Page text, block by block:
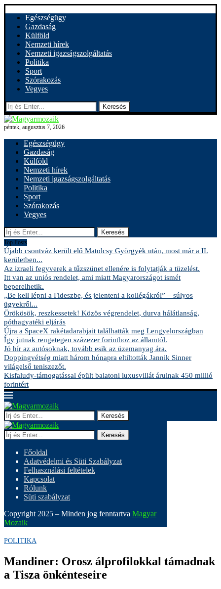
Egészségügy
Gazdaság
Külföld
Nemzeti hírek
Nemzeti igazságszolgáltatás
Politika
Sport
Szórakozás
Vegyes
Keresés
péntek, augusztus 7, 2026
Egészségügy
Gazdaság
Külföld
Nemzeti hírek
Nemzeti igazságszolgáltatás
Politika
Sport
Szórakozás
Vegyes
Keresés
Top Posts
Újabb csontváz került elő Matolcsy Györgyék után, most már a II.
kerületben...
Az izraeli fegyverek a tűzszünet ellenére is folytatják a tüzelést.
Itt van az uniós rendelet, ami miatt Magyarországot ismét
beperelhetik.
„Be kell lépni a Fideszbe, és jelenteni a kollégákról” – súlyos
ügyekről...
Örökösök, reszkessetek! Közös végrendelet, durva hálátlanság,
póthagyatéki eljárás
Újra a SpaceX rakétadarabjait találhatták meg Lengyelországban
Így jutnak rengetegen százezer forinthoz az államtól.
Jó hír az autósoknak, tovább esik az üzemanyag ára.
Doppingvétség miatt három hónapra eltiltották Jannik Sinner
világelső teniszezőt.
Kisfaludy-támogatással épült balatoni luxusvillát árulnak 450 millió
forintért
Keresés
Keresés
Főoldal
Adatvédelmi és Süti Szabályzat
Felhasználási feltételek
Kapcsolat
Rólunk
Süti szabályzat
Copyright 2025 – Minden jog fenntartva Magyar
Mozaik
POLITIKA
Mandiner: Orosz álprofilokkal támadnak
a Tisza önkénteseire